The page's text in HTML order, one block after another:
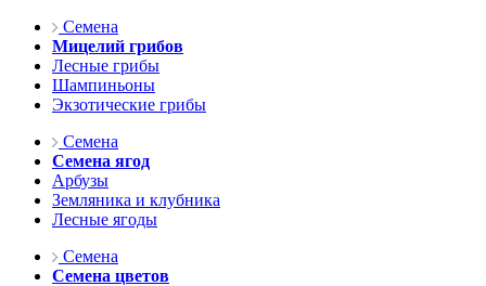
Семена
Мицелий грибов
Лесные грибы
Шампиньоны
Экзотические грибы
Семена
Семена ягод
Арбузы
Земляника и клубника
Лесные ягоды
Семена
Семена цветов